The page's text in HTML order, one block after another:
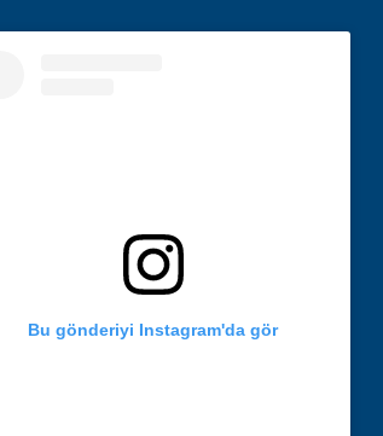
Bu gönderiyi Instagram'da gör